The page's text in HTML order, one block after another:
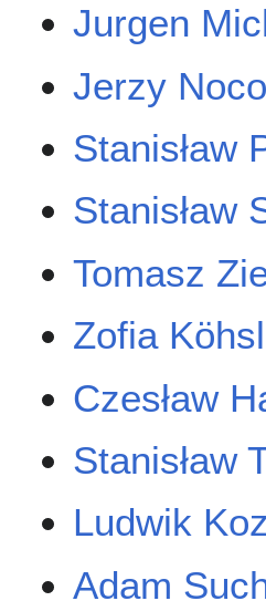
Jurgen
Jerzy
Stanisław
Stanisław
Tomasz
Zofia
Czesław
Stanisław
Ludwik
Adam